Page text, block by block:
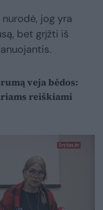
jog yra
bet grįžti iš
veja bėdos:
reiškiami